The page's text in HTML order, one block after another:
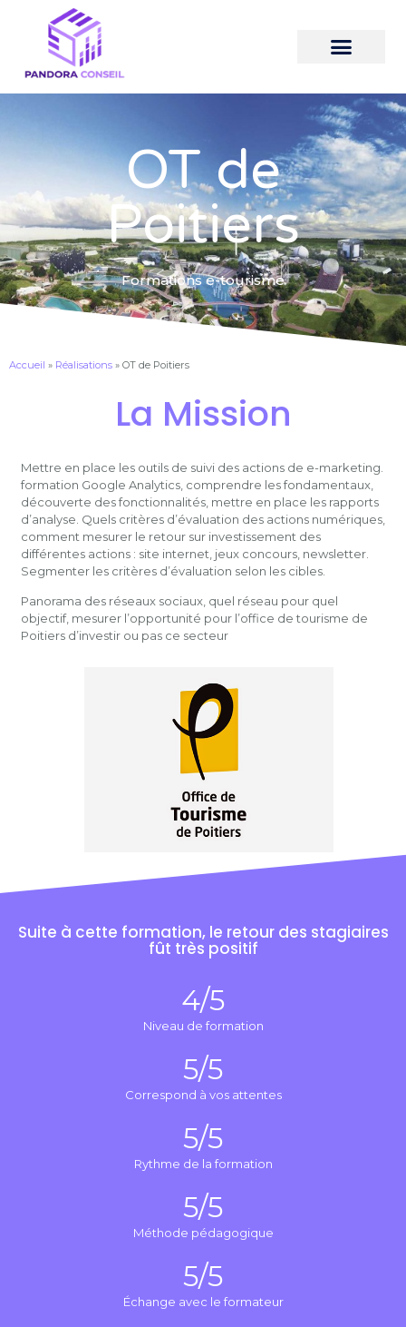
OT de
Poitiers
Formations e-tourisme
Accueil » Réalisations » OT de Poitiers
La Mission
Mettre en place les outils de suivi des actions de e-marketing.
formation Google Analytics, comprendre les fondamentaux,
découverte des fonctionnalités, mettre en place les rapports
d’analyse. Quels critères d’évaluation des actions numériques,
comment mesurer le retour sur investissement des
différentes actions : site internet, jeux concours, newsletter.
Segmenter les critères d’évaluation selon les cibles.
Panorama des réseaux sociaux, quel réseau pour quel
objectif, mesurer l’opportunité pour l’office de tourisme de
Poitiers d’investir ou pas ce secteur
Suite à cette formation, le retour des stagiaires
fût très positif
Niveau de formation
4/5
Correspond à vos attentes
5/5
Rythme de la formation
5/5
Méthode pédagogique
5/5
Échange avec le formateur
5/5